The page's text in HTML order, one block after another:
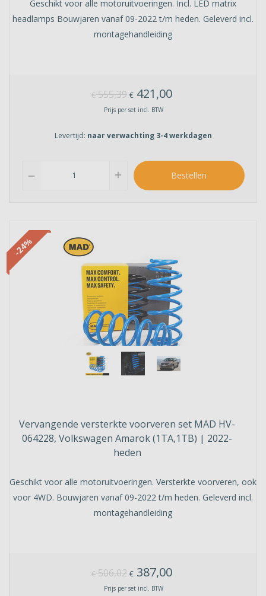
Geschikt voor alle motoruitvoeringen. Incl. LED matrix
headlamps Bouwjaren vanaf 09-2022 t/m heden. Geleverd incl.
montagehandleiding
€555,39 € 421,00
Prijs per set incl. BTW
Levertijd: naar verwachting 3-4 werkdagen
remove add Bestellen
-24%
Vervangende versterkte voorveren set MAD HV-
064228, Volkswagen Amarok (1TA,1TB) | 2022-
heden
Geschikt voor alle motoruitvoeringen. Versterkte voorveren, ook
voor 4WD. Bouwjaren vanaf 09-2022 t/m heden. Geleverd incl.
montagehandleiding
€506,02 € 387,00
Prijs per set incl. BTW